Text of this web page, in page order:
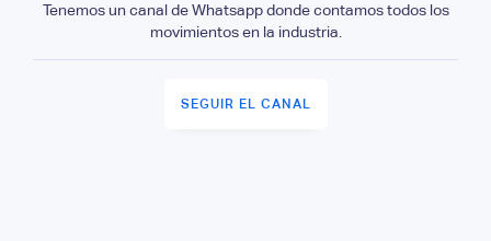
Tenemos un canal de Whatsapp donde contamos todos los
movimientos en la industria.
SEGUIR EL CANAL